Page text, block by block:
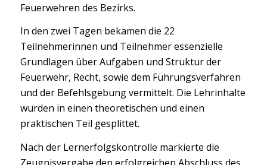
Feuerwehren des Bezirks.
In den zwei Tagen bekamen die 22
Teilnehmerinnen und Teilnehmer essenzielle
Grundlagen über Aufgaben und Struktur der
Feuerwehr, Recht, sowie dem Führungsverfahren
und der Befehlsgebung vermittelt. Die Lehrinhalte
wurden in einen theoretischen und einen
praktischen Teil gesplittet.
Nach der Lernerfolgskontrolle markierte die